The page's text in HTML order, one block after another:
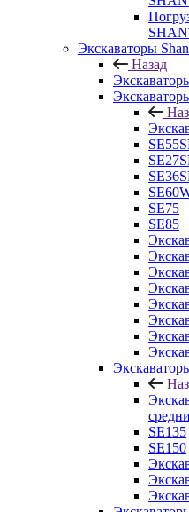
Экскаваторы
Назад
SE75
SE85
SE135
SE150